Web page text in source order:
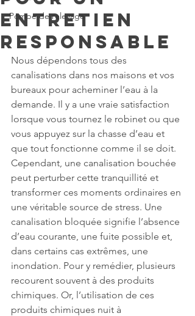
Pompe de relevage
entretien
responsable
Nous dépendons tous des
canalisations dans nos maisons et vos
bureaux pour acheminer l’eau à la
demande. Il y a une vraie satisfaction
lorsque vous tournez le robinet ou que
vous appuyez sur la chasse d’eau et
que tout fonctionne comme il se doit.
Cependant, une canalisation bouchée
peut perturber cette tranquillité et
transformer ces moments ordinaires en
une véritable source de stress. Une
canalisation bloquée signifie l’absence
d’eau courante, une fuite possible et,
dans certains cas extrêmes, une
inondation. Pour y remédier, plusieurs
recourent souvent à des produits
chimiques. Or, l’utilisation de ces
produits chimiques nuit à